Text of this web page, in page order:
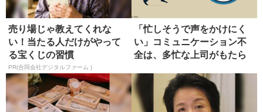
売り場じゃ教えてくれな
い！当たる人だけがやって
る宝くじの習慣
PR(合同会社デジタルファーム )
「忙しそうで声をかけにく
い」コミュニケーション不
全は、多忙な上司がもたら